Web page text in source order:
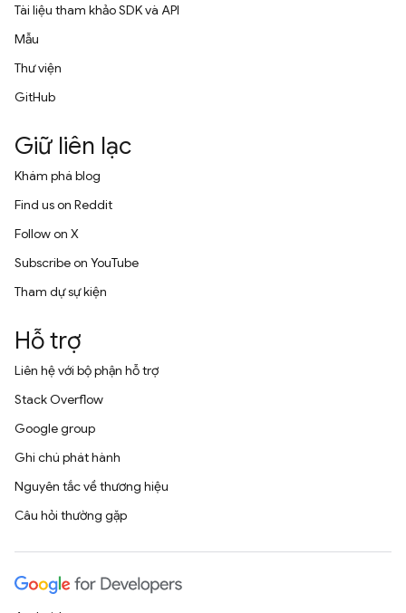
Tài liệu tham khảo SDK và API
Mẫu
Thư viện
GitHub
Giữ liên lạc
Khám phá blog
Find us on Reddit
Follow on X
Subscribe on YouTube
Tham dự sự kiện
Hỗ trợ
Liên hệ với bộ phận hỗ trợ
Stack Overflow
Google group
Ghi chú phát hành
Nguyên tắc về thương hiệu
Câu hỏi thường gặp